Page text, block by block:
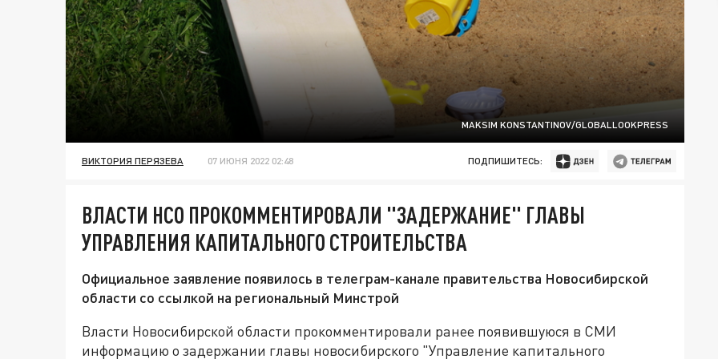
MAKSIM KONSTANTINOV/GLOBALLOOKPRESS
ВИКТОРИЯ ПЕРЯЗЕВА 07 ИЮНЯ 2022 02:48 ПОДПИШИТЕСЬ:
ВЛАСТИ НСО ПРОКОММЕНТИРОВАЛИ "ЗАДЕРЖАНИЕ" ГЛАВЫ
УПРАВЛЕНИЯ КАПИТАЛЬНОГО СТРОИТЕЛЬСТВА
Официальное заявление появилось в телеграм-канале правительства Новосибирской
области со ссылкой на региональный Минстрой
Власти Новосибирской области прокомментировали ранее появившуюся в СМИ
информацию о задержании главы новосибирского "Управление капитального